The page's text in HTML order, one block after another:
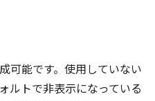
可能です。使用していない
ルトで非表示になっている